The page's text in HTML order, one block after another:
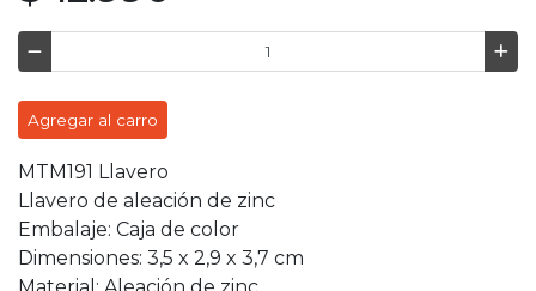
Agregar al carro
MTM191 Llavero
Llavero de aleación de zinc
Embalaje: Caja de color
Dimensiones: 3,5 x 2,9 x 3,7 cm